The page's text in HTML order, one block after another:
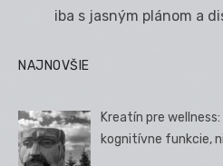
iba s jasným plánom a
NAJNOVŠIE
Kreatín pre
kognitívne funkcie,